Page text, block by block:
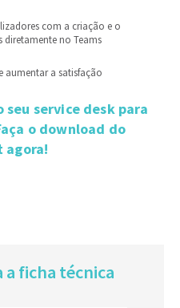
com a criação e o
no Teams
aumentar a satisfação
service desk para
o download do
agora!
a ficha técnica